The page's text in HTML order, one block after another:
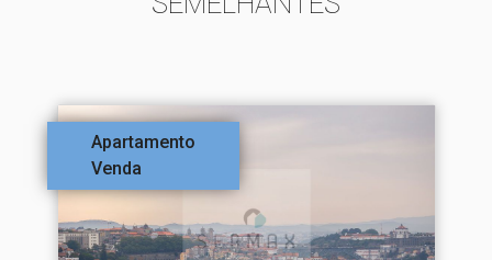
Apartamento
Venda